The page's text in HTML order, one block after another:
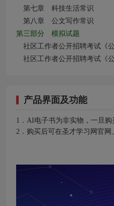
第七章 科技生活常识
第八章 公文写作常识
第三部分 模拟试题
社区工作者公开招聘考试《
社区工作者公开招聘考试《
产品界面及功能
1．AI电子书为非实物，一旦购
2．购买后可在圣才学习网官网